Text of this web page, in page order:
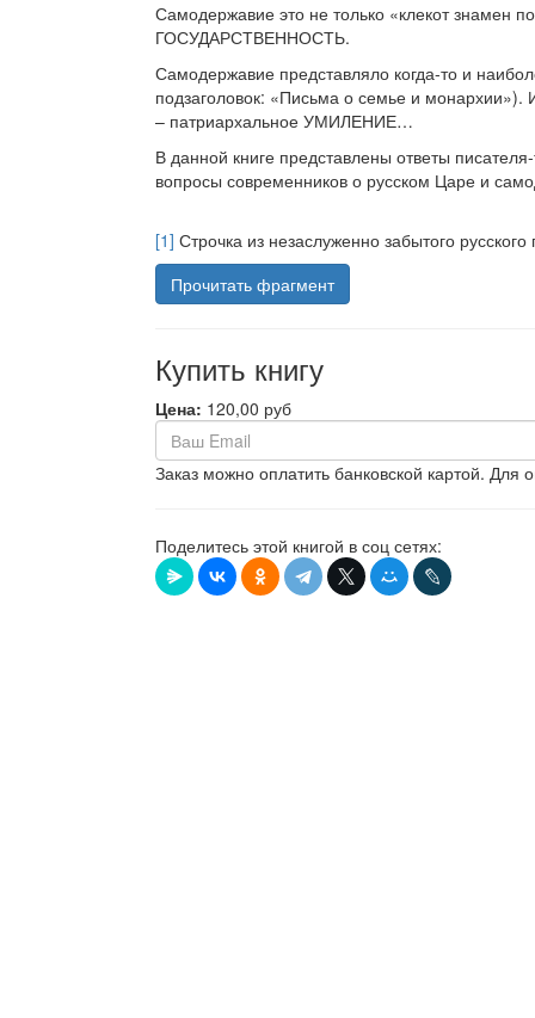
Самодержавие это не только «клекот знамен
ГОСУДАРСТВЕННОСТЬ.
Самодержавие представляло когда-то и
подзаголовок: «Письма о семье и монархии»).
– патриархальное УМИЛЕНИЕ…
В данной книге представлены ответы
вопросы современников о русском Царе и
[1] Строчка из незаслуженно забытого
Прочитать фрагмент
Купить книгу
Цена: 120,00 руб
Заказ можно оплатить банковской картой. Для
Поделитесь этой книгой в соц сетях: